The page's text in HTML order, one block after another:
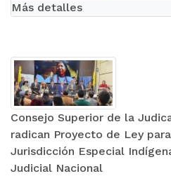
Consejo Superior de la
radican Proyecto de Ley
Jurisdicción Especial
Judicial Nacional
Más detalles